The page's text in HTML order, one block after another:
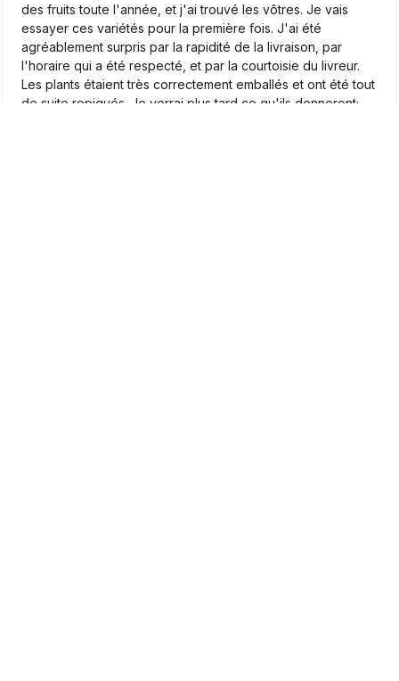
des fruits toute l'année, et j'ai trouvé les vôtres. Je vais
essayer ces variétés pour la première fois. J'ai été
agréablement surpris par la rapidité de la livraison, par
l'horaire qui a été respecté, et par la courtoisie du livreur.
Les plants étaient très correctement emballés et ont été tout
de suite repiqués. Je verrai plus tard ce qu'ils donneront;